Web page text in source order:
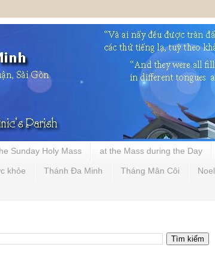
Sunday Holy Mass at the Mass during the Day
khỏe Thánh Đa Minh Tháng Mân Côi Noel